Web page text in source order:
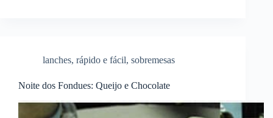
lanches, rápido e fácil, sobremesas
Noite dos Fondues: Queijo e Chocolate